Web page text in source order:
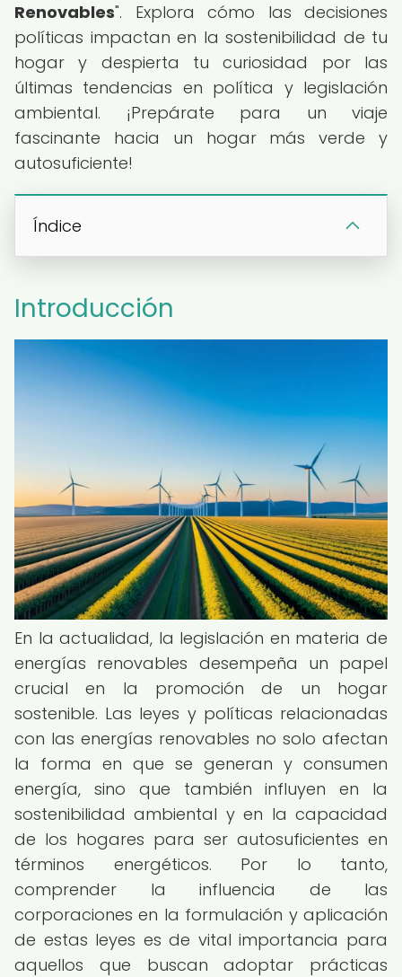
Renovables". Explora cómo las decisiones
políticas impactan en la sostenibilidad de tu
hogar y despierta tu curiosidad por las
últimas tendencias en política y legislación
ambiental. ¡Prepárate para un viaje
fascinante hacia un hogar más verde y
autosuficiente!
Índice
Introducción
En la actualidad, la legislación en materia de
energías renovables desempeña un papel
crucial en la promoción de un hogar
sostenible. Las leyes y políticas relacionadas
con las energías renovables no solo afectan
la forma en que se generan y consumen
energía, sino que también influyen en la
sostenibilidad ambiental y en la capacidad
de los hogares para ser autosuficientes en
términos energéticos. Por lo tanto,
comprender la influencia de las
corporaciones en la formulación y aplicación
de estas leyes es de vital importancia para
aquellos que buscan adoptar prácticas